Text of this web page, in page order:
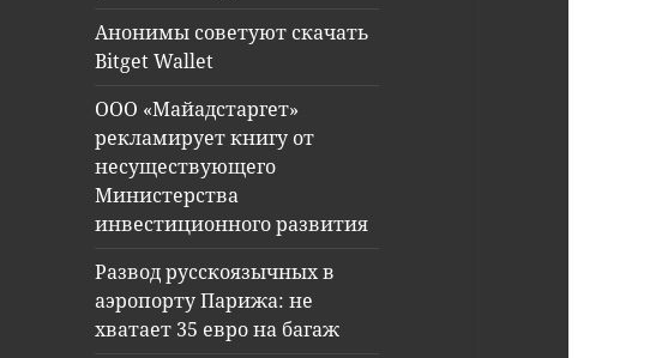
Анонимы советуют скачать
Bitget Wallet
ООО «Майадстаргет»
рекламирует книгу от
несуществующего
Министерства
инвестиционного развития
Развод русскоязычных в
аэропорту Парижа: не
хватает 35 евро на багаж